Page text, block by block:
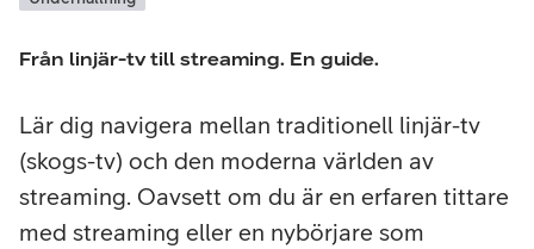
Från linjär-tv till streaming. En guide.
Lär dig navigera mellan traditionell linjär-tv
(skogs-tv) och den moderna världen av
streaming. Oavsett om du är en erfaren tittare
med streaming eller en nybörjare som